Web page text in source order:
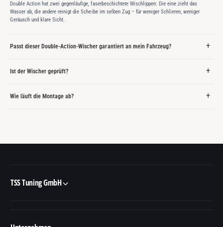
Double Action hat zwei gegenläufige, faserbeschichtete Wischlippen: Die eine zieht das
Wasser ab, die andere reinigt die Scheibe im selben Zug – für weniger Schlieren, weniger
Geräusch und klare Sicht.
Passt dieser Double-Action-Wischer garantiert an mein Fahrzeug?
Ist der Wischer geprüft?
Wie läuft die Montage ab?
TSS Tuning GmbH